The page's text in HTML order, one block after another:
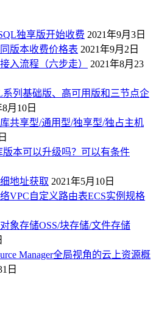
独享版开始收费 2021年9月3日
版本收费价格表 2021年9月2日
入流程（六步走）
2021年8月23
系列基础版、高可用版和三节点企
月10日
共享型/通用型/独享型/独占主机
版本可以升级吗？可以有条件
地址获取 2021年5月10日
VPC自定义路由表ECS实例规格
象存储OSS/块存储/文件存储
Manager全局视角的云上资源概
日